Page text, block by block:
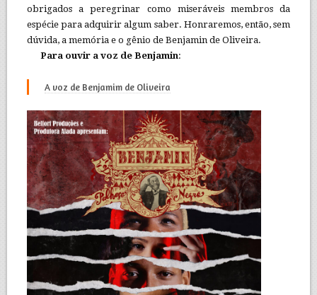
obrigados a peregrinar como miseráveis membros da
espécie para adquirir algum saber. Honraremos, então, sem
dúvida, a memória e o gênio de Benjamin de Oliveira.
Para ouvir a voz de Benjamin:
A voz de Benjamim de Oliveira